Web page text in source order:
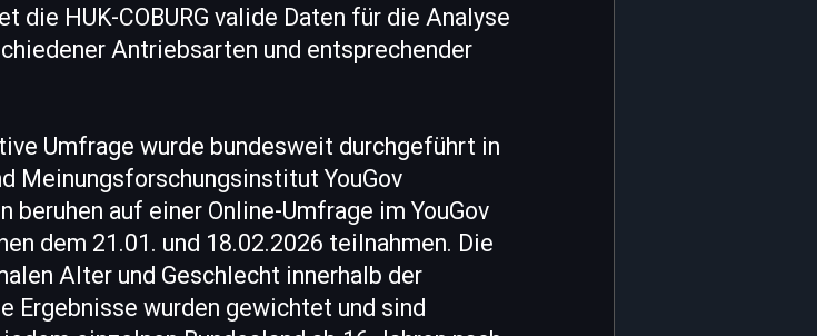
HUK-COBURG valide Daten für die Analyse
Antriebsarten und entsprechender
Umfrage wurde bundesweit durchgeführt in
Meinungsforschungsinstitut YouGov
beruhen auf einer Online-Umfrage im YouGov
dem 21.01. und 18.02.2026 teilnahmen. Die
Alter und Geschlecht innerhalb der
Ergebnisse wurden gewichtet und sind